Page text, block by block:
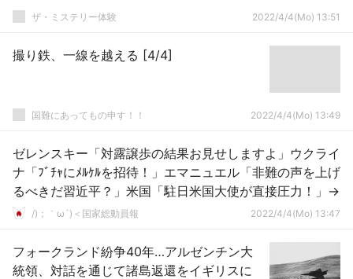
ザ・ミステリー体験 2022/4/4(Mo) 13:51
撮り鉄、一線を越える [4/4]
国難にあってもの申す！！ 2022/4/4(Mo) 13:49
ゼレンスキー「対露譲歩の結果お見せしますよ」ウクライ
ナ「ﾌﾞﾁｬにﾒﾙｹﾙを招待！」エマニュエル「非難の声を上げ
るべきだ習近平？」米国「駐日米国大使が直接圧力！」→
/)；｀ω´)＜国家総動員報 2022/4/4(Mo) 13:47
フォークランド紛争40年…アルゼンチン大
統領、対話を通じて諸島返還をイギリスに